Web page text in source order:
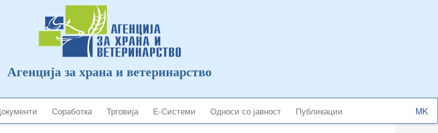
Агенција за храна и ветеринарство
Соработка Трговија Е-Системи Односи со јавност Публикации
Select
your